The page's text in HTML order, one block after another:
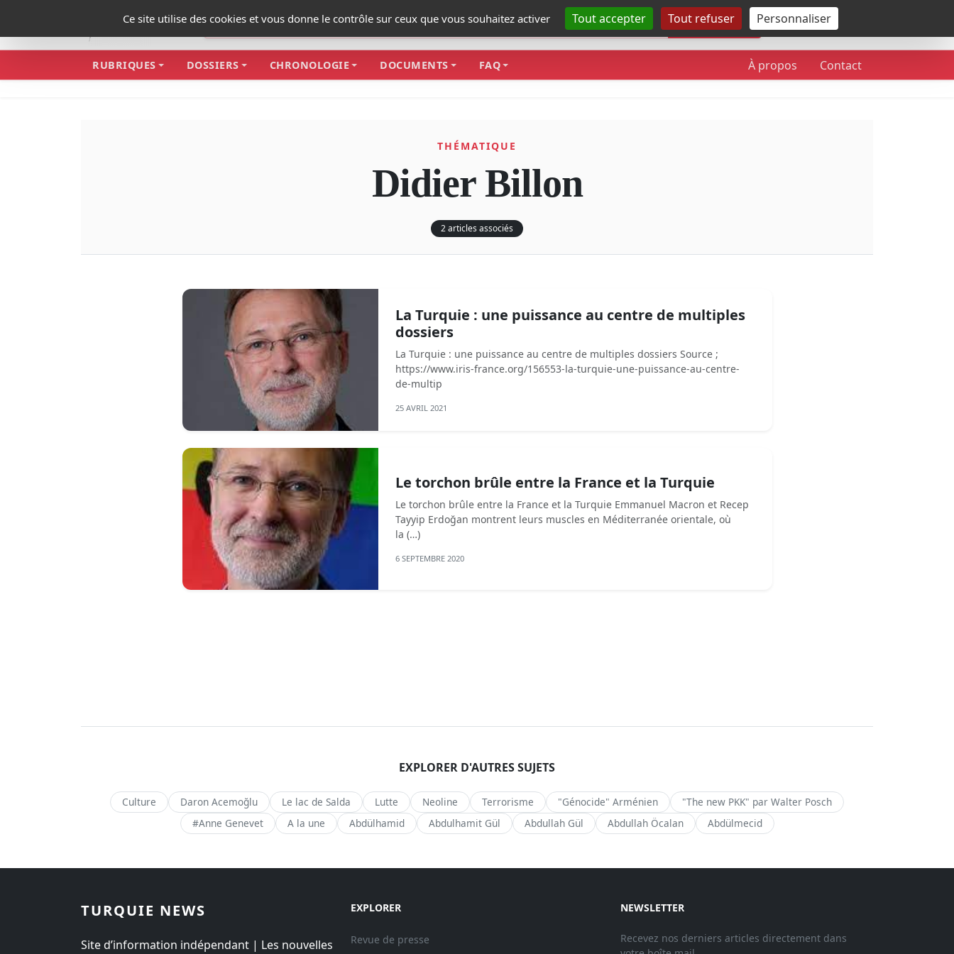
Ce site utilise des cookies et vous donne le contrôle sur ceux que vous souhaitez activer Tout accepter Tout refuser Personnaliser
Rechercher
RUBRIQUES DOSSIERS CHRONOLOGIE DOCUMENTS FAQ À propos Contact
THÉMATIQUE
Didier Billon
2 articles associés
La Turquie : une puissance au centre de multiples
dossiers
La Turquie : une puissance au centre de multiples dossiers Source ;
https://www.iris-france.org/156553-la-turquie-une-puissance-au-centre-
de-multip
25 AVRIL 2021
Le torchon brûle entre la France et la Turquie
Le torchon brûle entre la France et la Turquie Emmanuel Macron et Recep
Tayyip Erdoğan montrent leurs muscles en Méditerranée orientale, où
la (…)
6 SEPTEMBRE 2020
EXPLORER D'AUTRES SUJETS
Culture Daron Acemoğlu Le lac de Salda Lutte Neoline Terrorisme "Génocide" Arménien
"The new PKK" par Walter Posch
#Anne Genevet
A la une Abdülhamid Abdulhamit Gül Abdullah Gül Abdullah Öcalan Abdülmecid
TURQUIE NEWS
Site d’information indépendant | Les nouvelles
EXPLORER
Revue de presse
NEWSLETTER
Recevez nos derniers articles directement dans